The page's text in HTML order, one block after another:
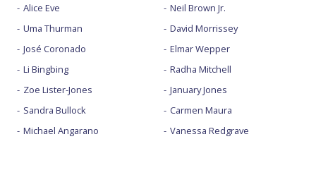
Alice Eve
Uma Thurman
José Coronado
Li Bingbing
Zoe Lister-Jones
Sandra Bullock
Michael Angarano
Neil Brown Jr.
David Morrissey
Elmar Wepper
Radha Mitchell
January Jones
Carmen Maura
Vanessa Redgrave